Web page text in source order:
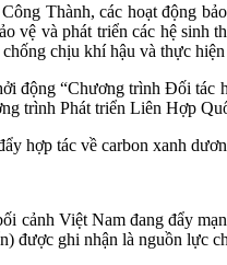
Thành, các hoạt động
vệ và phát triển các hệ
chịu khí hậu và thực hiện
động “Chương trình Đối
trình Phát triển Liên Hợp
hợp tác về carbon xanh
cảnh Việt Nam đang đẩy
được ghi nhận là nguồn lực